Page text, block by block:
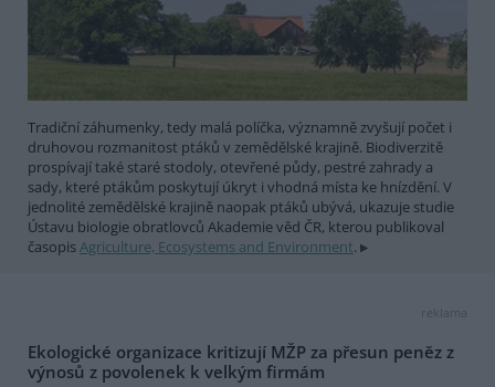
Tradiční záhumenky, tedy malá políčka, významně zvyšují počet i
druhovou rozmanitost ptáků v zemědělské krajině. Biodiverzitě
prospívají také staré stodoly, otevřené půdy, pestré zahrady a
sady, které ptákům poskytují úkryt i vhodná místa ke hnízdění. V
jednolité zemědělské krajině naopak ptáků ubývá, ukazuje studie
Ústavu biologie obratlovců Akademie věd ČR, kterou publikoval
časopisAgriculture, Ecosystems and Environment.
reklama
Ekologické organizace kritizují MŽP za přesun peněz z
výnosů z povolenek k velkým firmám